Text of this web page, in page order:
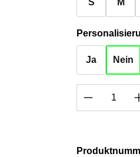
S M
Ja Nein
Produkt